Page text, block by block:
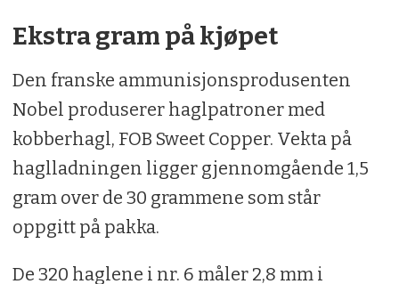
Ekstra gram på kjøpet
Den franske ammunisjonsprodusenten
Nobel produserer haglpatroner med
kobberhagl, FOB Sweet Copper. Vekta på
haglladningen ligger gjennomgående 1,5
gram over de 30 grammene som står
oppgitt på pakka.
De 320 haglene i nr. 6 måler 2,8 mm i